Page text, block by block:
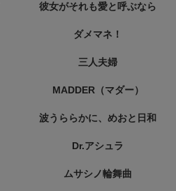
彼女がそれも愛と呼ぶなら
ダメマネ！
三人夫婦
MADDER（マダー）
波うららかに、めおと日和
Dr.アシュラ
ムサシノ輪舞曲